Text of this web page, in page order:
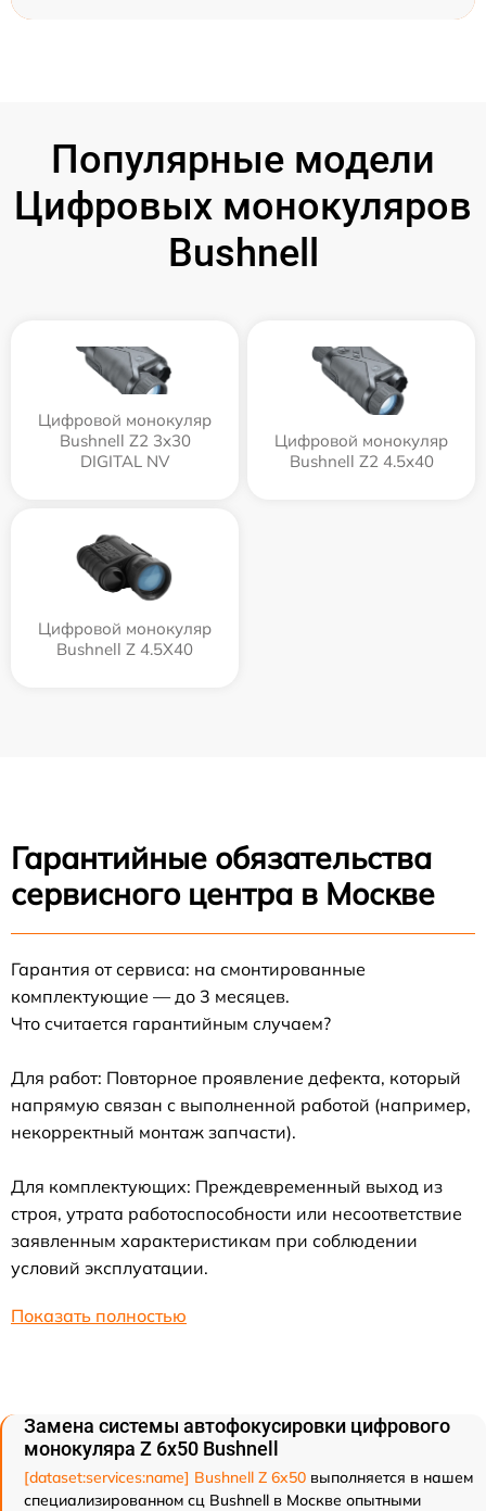
Популярные модели
Цифровых монокуляров
Bushnell
Цифровой монокуляр
Bushnell Z2 3x30
DIGITAL NV
Цифровой монокуляр
Bushnell Z2 4.5x40
Цифровой монокуляр
Bushnell Z 4.5X40
Гарантийные обязательства
сервисного центра в Москве
Гарантия от сервиса: на смонтированные
комплектующие — до 3 месяцев.
Что считается гарантийным случаем?
Для работ: Повторное проявление дефекта, который
напрямую связан с выполненной работой (например,
некорректный монтаж запчасти).
Для комплектующих: Преждевременный выход из
строя, утрата работоспособности или несоответствие
заявленным характеристикам при соблюдении
условий эксплуатации.
Показать полностью
Замена системы автофокусировки цифрового
монокуляра Z 6x50 Bushnell
[dataset:services:name] Bushnell Z 6x50 выполняется в нашем
специализированном сц Bushnell в Москве опытными